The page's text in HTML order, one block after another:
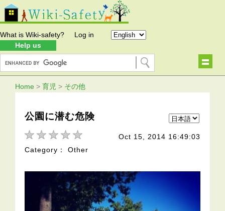
What is Wiki-safety?
Help us
Log in
Home > 育児 > その他
公園に潜む危険
Oct 15, 2014 16:49:03
Category： Other